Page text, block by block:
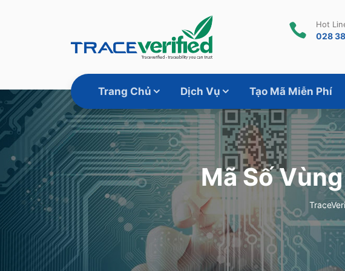
Hot
028
Trang Chủ Dịch Vụ Tạo Mã Miễn Phí
Mã Số